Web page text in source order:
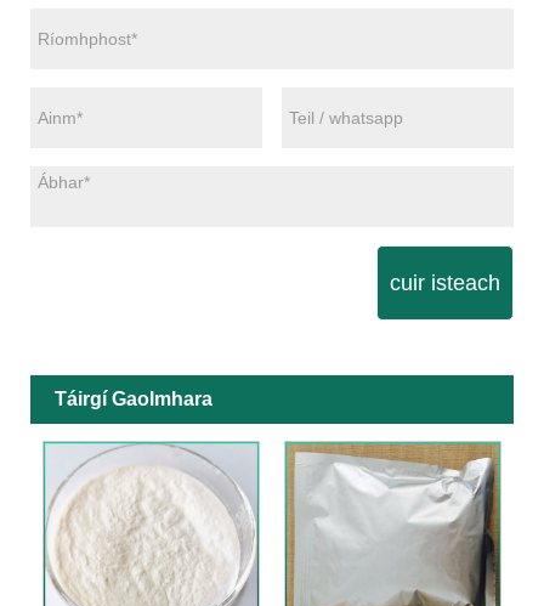
cuir isteach
Táirgí Gaolmhara